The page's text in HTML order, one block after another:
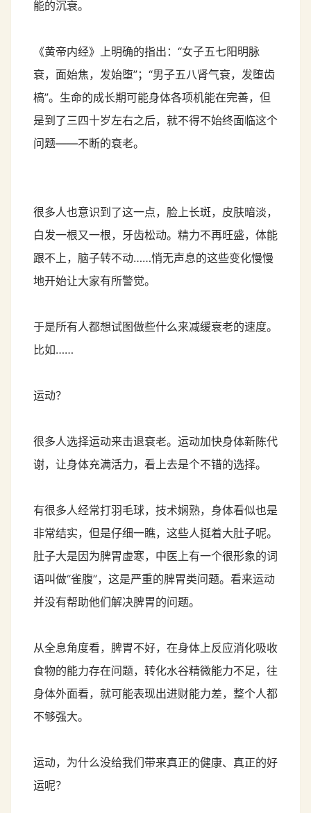
能的沉衰。
《黄帝内经》上明确的指出：“女子五七阳明脉
衰，面始焦，发始堕”；“男子五八肾气衰，发堕齿
槁”。生命的成长期可能身体各项机能在完善，但
是到了三四十岁左右之后，就不得不始终面临这个
问题——不断的衰老。
很多人也意识到了这一点，脸上长斑，皮肤暗淡，
白发一根又一根，牙齿松动。精力不再旺盛，体能
跟不上，脑子转不动……悄无声息的这些变化慢慢
地开始让大家有所警觉。
于是所有人都想试图做些什么来减缓衰老的速度。
比如……
运动？
很多人选择运动来击退衰老。运动加快身体新陈代
谢，让身体充满活力，看上去是个不错的选择。
有很多人经常打羽毛球，技术娴熟，身体看似也是
非常结实，但是仔细一瞧，这些人挺着大肚子呢。
肚子大是因为脾胃虚寒，中医上有一个很形象的词
语叫做“雀腹”，这是严重的脾胃类问题。看来运动
并没有帮助他们解决脾胃的问题。
从全息角度看，脾胃不好，在身体上反应消化吸收
食物的能力存在问题，转化水谷精微能力不足，往
身体外面看，就可能表现出进财能力差，整个人都
不够强大。
运动，为什么没给我们带来真正的健康、真正的好
运呢？